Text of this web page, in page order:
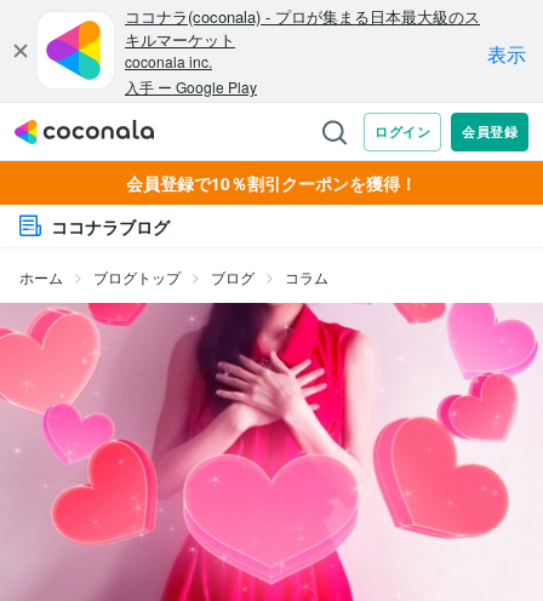
会員登録で10％割引クーポンを獲得！
ココナラブログ
ホーム ブログトップ ブログ コラム